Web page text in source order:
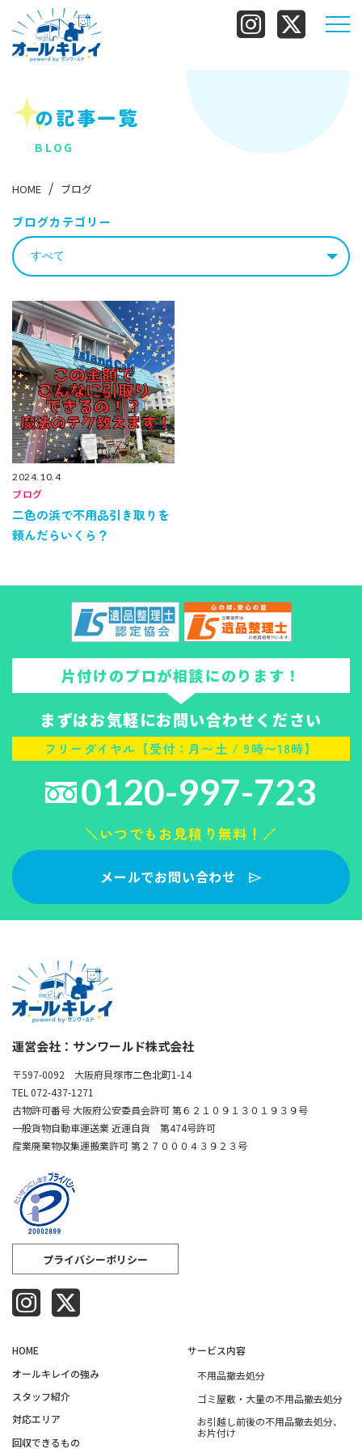
の記事一覧
BLOG
HOME ブログ
ブログカテゴリー
2024.10.4
ブログ
二色の浜で不用品引き取りを
頼んだらいくら？
片付けのプロが相談にのります！
まずはお気軽にお問い合わせください
フリーダイヤル【受付：月〜土 / 9時〜18時】
0120-997-723
＼いつでもお見積り無料！／
メールでお問い合わせ
運営会社：サンワールド株式会社
〒597-0092 大阪府貝塚市二色北町1-14
TEL 072-437-1271
古物許可番号 大阪府公安委員会許可 第６２１０９１３０１９３９号
一般貨物自動車運送業 近運自貨 第474号許可
産業廃棄物収集運搬業許可 第２７０００４３９２３号
プライバシーポリシー
HOME
オールキレイの強み​
スタッフ紹介​
対応エリア​
回収できるもの​
サービス内容
不用品撤去処分
ゴミ屋敷・大量の不用品撤去処分
お引越し前後の不用品撤去処分、
お片付け